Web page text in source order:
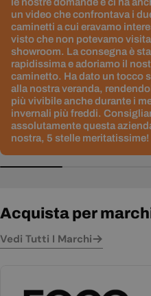
un video che confrontava i
caminetti a cui eravamo
visto che non potevamo
showroom. La consegna è
rapidissima e adoriamo il
caminetto. Ha dato un tocco
alla nostra veranda,
più vivibile anche durante i
invernali più freddi.
assolutamente questa
nostra, 5 stelle meritatissime!
Acquista per
Vedi Tutti I Marchi